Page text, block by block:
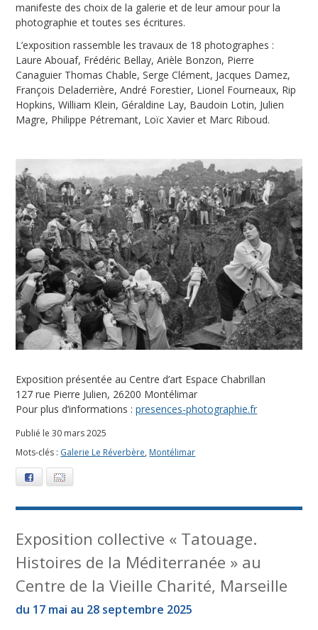
manifeste des choix de la galerie et de leur amour pour la
photographie et toutes ses écritures.
L’exposition rassemble les travaux de 18 photographes :
Laure Abouaf, Frédéric Bellay, Arièle Bonzon, Pierre
Canaguier Thomas Chable, Serge Clément, Jacques Damez,
François Deladerrière, André Forestier, Lionel Fourneaux, Rip
Hopkins, William Klein, Géraldine Lay, Baudoin Lotin, Julien
Magre, Philippe Pétremant, Loïc Xavier et Marc Riboud.
Exposition présentée au Centre d’art Espace Chabrillan
127 rue Pierre Julien, 26200 Montélimar
Pour plus d’informations :presences-photographie.fr
Publié le 30 mars 2025
Mots-clés : Galerie Le Réverbère, Montélimar
Facebook
Exposition collective « Tatouage.
Histoires de la Méditerranée » au
Centre de la Vieille Charité, Marseille
du 17 mai au 28 septembre 2025